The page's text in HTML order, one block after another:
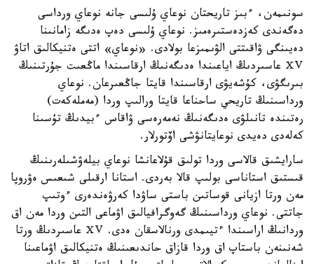
سونىمەن، ءبىز تاريحتان نوعاي ۇلىسى جانە نوعاي ورداسى
دەگەندى كەزدەستىرەمىز. نوعاي ۇلىسى دەپ ەدىگە زامانىنا
دەيىنگى ۋاقىتتى الۋىمىزعا بولادى. «نوعاي» اتتى ەتنيكالىق اتاۋ
ⅩⅤ عاسىردىڭ اياعىندا ەدىگەنىڭ ارقاسىندا ماڭعىت جۇرتىنىڭ
بىرىگۋى، كۇشەيۋى ارقاسىندا قايتا جاڭعىرعان. نوعاي
ورداسىنىڭ تاريحي ساحناعا قايتا ورالىپ وردا (مەملەكەت)
رەتىندە تانىلۋى ەدىگەنىڭ نەمەرەسى ۋاقاس ءبيدىڭ تۇسىنا
كەلەدى دەيدى نوعايتانۋشى اۆتورلار.
سارايشىق قالاسى وردا تولىق قۇلاعانشا نوعاي بيلەۋشىلەرىنىڭ
قىستىق استاناسى بولىپ قالا بەردى. استانا ارقىلى شىعىس ەۋروپا
مەن ورتا ازيانى قوساتىن باستى ساۋدا كەرۋەندەرى ءوتىپ
جاتتى. نوعاي ورداسىنىڭ گەوگرافيالىق اۋماعى التىن وردا مەن اق
وردانىڭ اراسىندا ءتيىمدى ورنالاسقان ەدى. ⅩⅤ عاسىردىڭ ورتا
شەنىنەن باستاپ اق وردا قازاق حاندىعىنىڭ ەتنيكالىق اۋماعىنا